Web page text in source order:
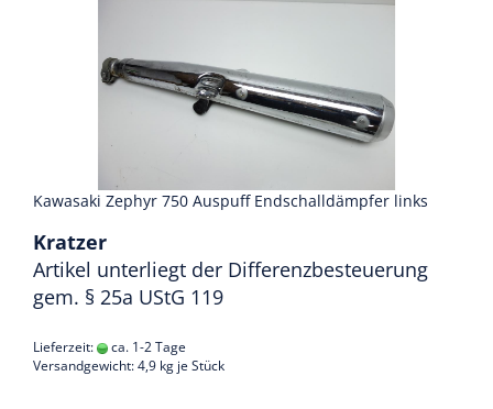
Kawasaki Zephyr 750 Auspuff Endschalldämpfer links
Kratzer
Artikel unterliegt der Differenzbesteuerung
gem. § 25a UStG 119
Lieferzeit:
ca. 1-2 Tage
Versandgewicht:4,9 kg je Stück